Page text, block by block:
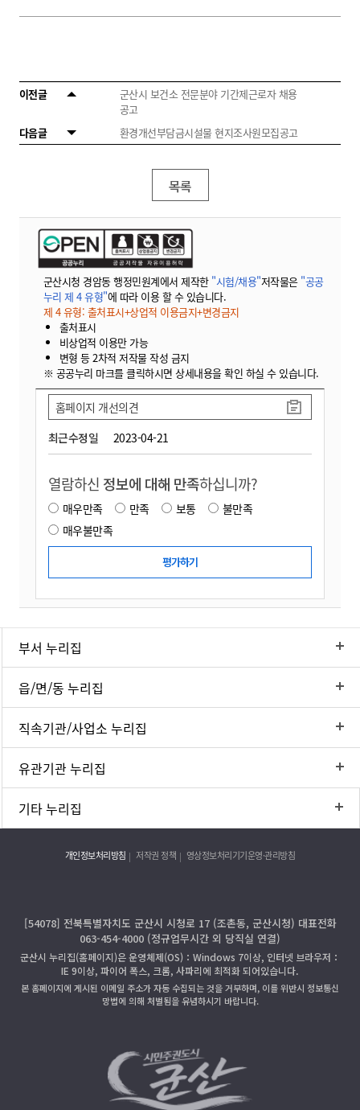
이전글
군산시 보건소 전문분야 기간제근로자 채용
공고
다음글
환경개선부담금시설물 현지조사원모집공고
목록
군산시청 경암동 행정민원계에서 제작한 "시험/채용"저작물은 "공공
누리 제 4 유형"에 따라 이용 할 수 있습니다.
제 4 유형: 출처표시+상업적 이용금지+변경금지
출처표시
비상업적 이용만 가능
변형 등 2차적 저작물 작성 금지
※ 공공누리 마크를 클릭하시면 상세내용을 확인 하실 수 있습니다.
최근수정일 2023-04-21
홈페이지 개선의견
열람하신 정보에 대해 만족하십니까?
매우만족 만족 보통
불만족
매우불만족
부서 누리집
읍/면/동 누리집
직속기관/사업소 누리집
유관기관 누리집
기타 누리집
개인정보처리방침 저작권 정책 영상정보처리기기운영·관리방침
[54078] 전북특별자치도 군산시 시청로 17 (조촌동, 군산시청) 대표전화
063-454-4000 (정규업무시간 외 당직실 연결)
군산시 누리집(홈페이지)은 운영체제(OS)：Windows 7이상, 인터넷 브라우저：
IE 9이상, 파이어 폭스, 크롬, 사파리에 최적화 되어있습니다.
본 홈페이지에 게시된 이메일 주소가 자동 수집되는 것을 거부하며, 이를 위반시 정보통신
망법에 의해 처벌됨을 유념하시기 바랍니다.